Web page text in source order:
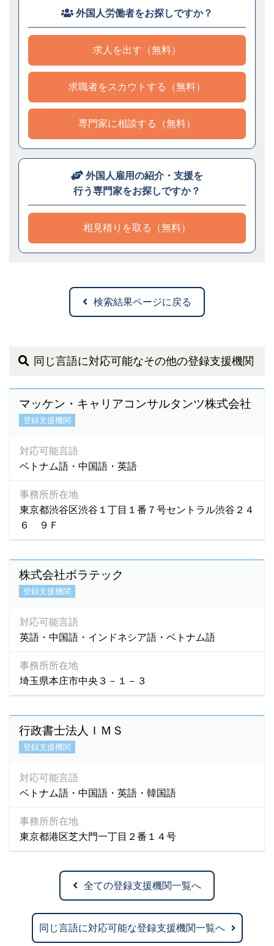
外国人労働者をお探しですか？
求人を出す（無料）
求職者をスカウトする（無料）
専門家に相談する（無料）
外国人雇用の紹介・支援を
行う専門家をお探しですか？
相見積りを取る（無料）
検索結果ページに戻る
同じ言語に対応可能なその他の登録支援機関
マッケン・キャリアコンサルタンツ株式会社
登録支援機関
対応可能言語
ベトナム語・中国語・英語
事務所所在地
東京都渋谷区渋谷１丁目１番７号セントラル渋谷２４
６ ９Ｆ
株式会社ボラテック
登録支援機関
対応可能言語
英語・中国語・インドネシア語・ベトナム語
事務所所在地
埼玉県本庄市中央３－１－３
行政書士法人ＩＭＳ
登録支援機関
対応可能言語
ベトナム語・中国語・英語・韓国語
事務所所在地
東京都港区芝大門一丁目２番１４号
全ての登録支援機関一覧へ
同じ言語に対応可能な登録支援機関一覧へ